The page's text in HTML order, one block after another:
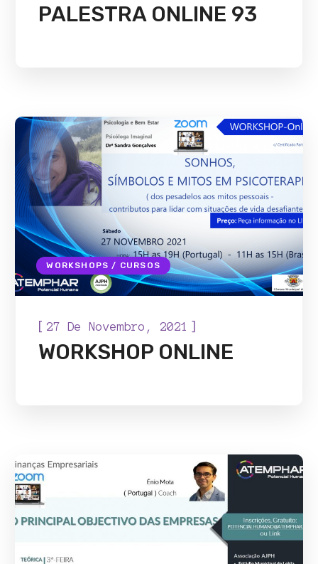
PALESTRA ONLINE 93
WORKSHOPS / CURSOS
[ 27 De Novembro, 2021 ]
WORKSHOP ONLINE